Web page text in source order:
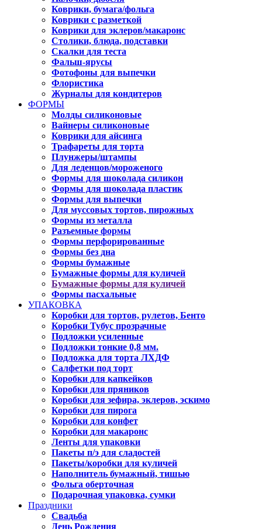
Коврики, бумага/фольга
Коврики с разметкой
Коврики для эклеров/макаронс
Столики, блюда, подставки
Скалки для теста
Фальш-ярусы
Фотофоны для выпечки
Флористика
Журналы для кондитеров
ФОРМЫ
Молды силиконовые
Вайнеры силиконовые
Коврики для айсинга
Трафареты для торта
Плунжеры/штампы
Для леденцов/мороженого
Формы для шоколада силикон
Формы для шоколада пластик
Формы для выпечки
Для муссовых тортов, пирожных
Формы из металла
Разъемные формы
Формы перфорированные
Формы без дна
Формы бумажные
Бумажные формы для куличей
Бумажные формы для куличей
Формы пасхальные
УПАКОВКА
Коробки для тортов, рулетов, Бенто
Коробки Тубус прозрачные
Подложки усиленные
Подложки тонкие 0,8 мм.
Подложка для торта ЛХДФ
Салфетки под торт
Коробки для капкейков
Коробки для пряников
Коробки для зефира, эклеров, эскимо
Коробки для пирога
Коробки для конфет
Коробки для макаронс
Ленты для упаковки
Пакеты п/э для сладостей
Пакеты/коробки для куличей
Наполнитель бумажный, тишью
Фольга оберточная
Подарочная упаковка, сумки
Праздники
Свадьба
День Рождения